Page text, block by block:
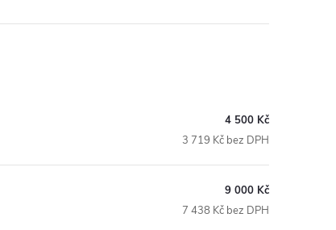
4 500 Kč
3 719 Kč bez DPH
9 000 Kč
7 438 Kč bez DPH